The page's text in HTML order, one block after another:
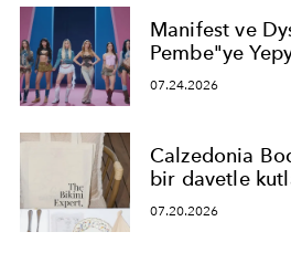
Manifest ve
Pembe"ye
07.24.2026
Calzedonia
bir davetle
07.20.2026